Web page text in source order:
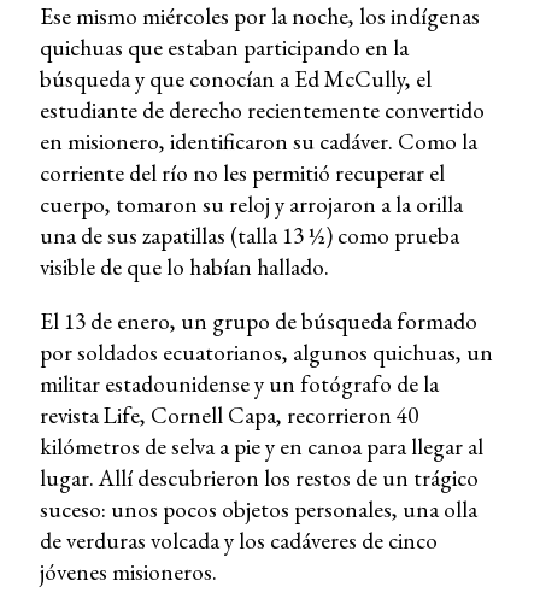
Ese mismo miércoles por la noche, los indígenas
quichuas que estaban participando en la
búsqueda y que conocían a Ed McCully, el
estudiante de derecho recientemente convertido
en misionero, identificaron su cadáver. Como la
corriente del río no les permitió recuperar el
cuerpo, tomaron su reloj y arrojaron a la orilla
una de sus zapatillas (talla 13 ½) como prueba
visible de que lo habían hallado.
El 13 de enero, un grupo de búsqueda formado
por soldados ecuatorianos, algunos quichuas, un
militar estadounidense y un fotógrafo de la
revista Life, Cornell Capa, recorrieron 40
kilómetros de selva a pie y en canoa para llegar al
lugar. Allí descubrieron los restos de un trágico
suceso: unos pocos objetos personales, una olla
de verduras volcada y los cadáveres de cinco
jóvenes misioneros.